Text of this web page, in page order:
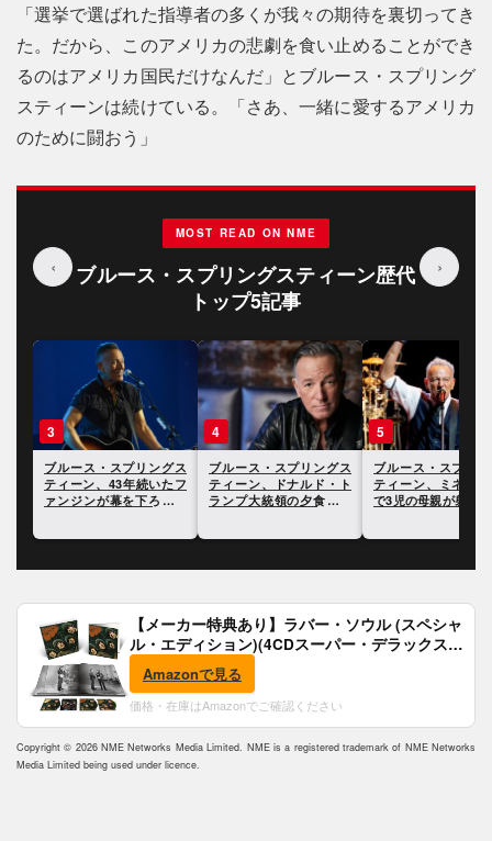
「選挙で選ばれた指導者の多くが我々の期待を裏切ってき
た。だから、このアメリカの悲劇を食い止めることができ
るのはアメリカ国民だけなんだ」とブルース・スプリング
スティーンは続けている。「さあ、一緒に愛するアメリカ
のために闘おう」
‹
MOST READ ON NME
ブルース・スプリングスティーン歴代
トップ5記事
›
ス・スプリングス
ン、43年続いたフ
ンが幕を下ろすこ
4
ブルース・スプリングス
ティーン、ドナルド・ト
ランプ大統領の夕食会で
5
ブルース・スプリングス
ティーン、ミネアポリス
で3児の母親が射殺された
【メーカー特典あり】ラバー・ソウル (スペシャ
ル・エディション)(4CDスーパー・デラックス)
(完全生産限定盤)(SHM-CD)(特典:B2ポスター付)
Amazonで見る
価格・在庫はAmazonでご確認ください
Copyright © 2026 NME Networks Media Limited. NME is a registered trademark of NME Networks
Media Limited being used under licence.